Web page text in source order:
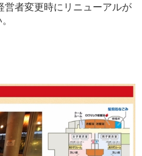
営者変更時にリニューアルが